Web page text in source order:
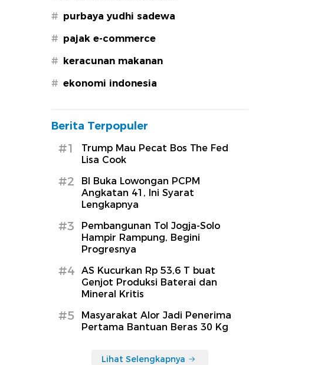
# purbaya yudhi sadewa
# pajak e-commerce
# keracunan makanan
# ekonomi indonesia
Berita Terpopuler
#1
Trump Mau Pecat Bos The Fed
Lisa Cook
#2
BI Buka Lowongan PCPM
Angkatan 41, Ini Syarat
Lengkapnya
#3
Pembangunan Tol Jogja-Solo
Hampir Rampung, Begini
Progresnya
#4
AS Kucurkan Rp 53,6 T buat
Genjot Produksi Baterai dan
Mineral Kritis
#5
Masyarakat Alor Jadi Penerima
Pertama Bantuan Beras 30 Kg
Lihat Selengkapnya